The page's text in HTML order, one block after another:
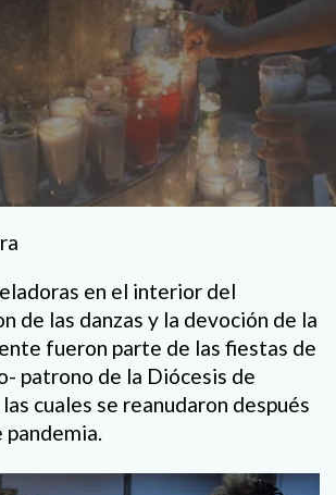
en el interior del
de las danzas y la devoción de la
fueron parte de las fiestas de
patrono de la Diócesis de
cuales se reanudaron después
pandemia.